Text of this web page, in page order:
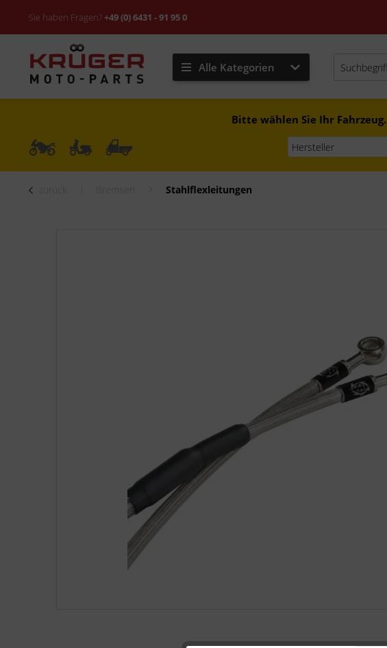
Sie haben Fragen?+49 (0) 6431 - 91 95 0
Alle Kategorien
Bitte wählen Sie Ihr Fahrzeug.
Stahlflexleitungen